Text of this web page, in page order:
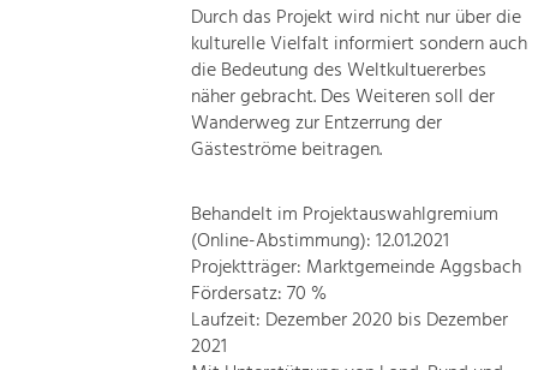
Durch das Projekt wird nicht nur über die
kulturelle Vielfalt informiert sondern auch
die Bedeutung des Weltkultuererbes
näher gebracht. Des Weiteren soll der
Wanderweg zur Entzerrung der
Gästeströme beitragen.
Behandelt im Projektauswahlgremium
(Online-Abstimmung): 12.01.2021
Projektträger: Marktgemeinde Aggsbach
Fördersatz: 70 %
Laufzeit: Dezember 2020 bis Dezember
2021